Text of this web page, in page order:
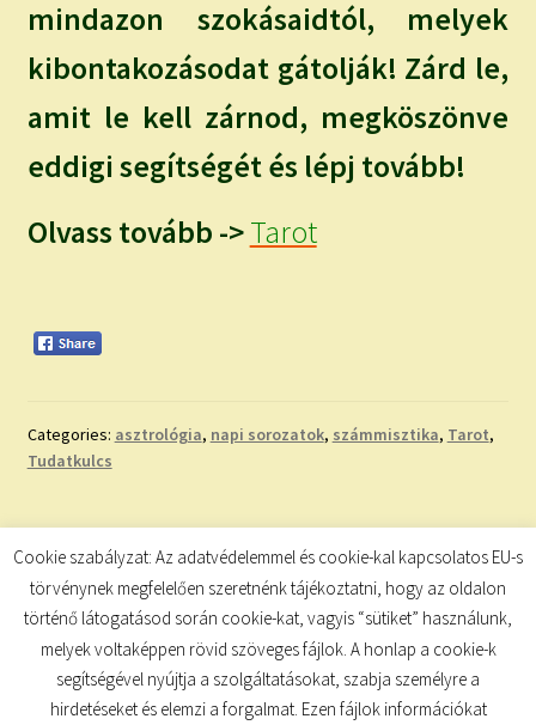
mindazon szokásaidtól, melyek
kibontakozásodat gátolják! Zárd le,
amit le kell zárnod, megköszönve
eddigi segítségét és lépj tovább!
Olvass tovább ->Tarot
Categories: asztrológia, napi sorozatok, számmisztika, Tarot,
Tudatkulcs
Bejegyzés
navigáció
post:
post:
Cookie szabályzat: Az adatvédelemmel és cookie-kal kapcsolatos EU-s
törvénynek megfelelően szeretnénk tájékoztatni, hogy az oldalon
történő látogatásod során cookie-kat, vagyis “sütiket” használunk,
melyek voltaképpen rövid szöveges fájlok. A honlap a cookie-k
segítségével nyújtja a szolgáltatásokat, szabja személyre a
hirdetéseket és elemzi a forgalmat. Ezen fájlok információkat